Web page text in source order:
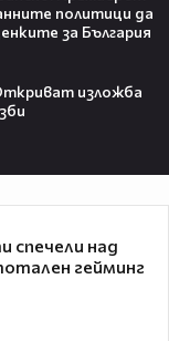
политици да
за България
изложба
спечели над
гейминг